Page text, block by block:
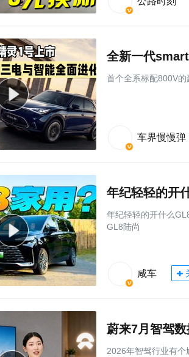
⾸个全系标配800V的
车界慢慢弹
年纪轻轻的开
年纪轻轻的开什么
GL8陆尚
咸车
蔚来7月智驾
2026年智驾行业有